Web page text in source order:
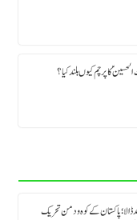
کا پرچم کیوں بلند کیا ؟
ڈالا؛ پاکستان کے کوہ و دمن تحریک